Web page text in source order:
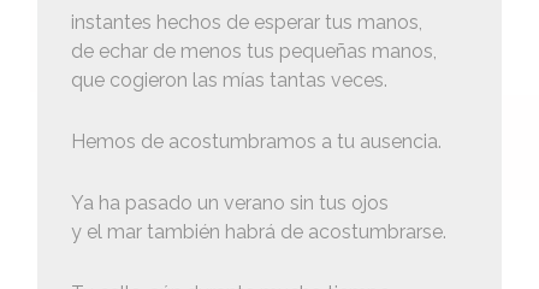
instantes hechos de esperar tus manos,
de echar de menos tus pequeñas manos,
que cogieron las mías tantas veces.
Hemos de acostumbramos a tu ausencia.
Ya ha pasado un verano sin tus ojos
y el mar también habrá de acostumbrarse.